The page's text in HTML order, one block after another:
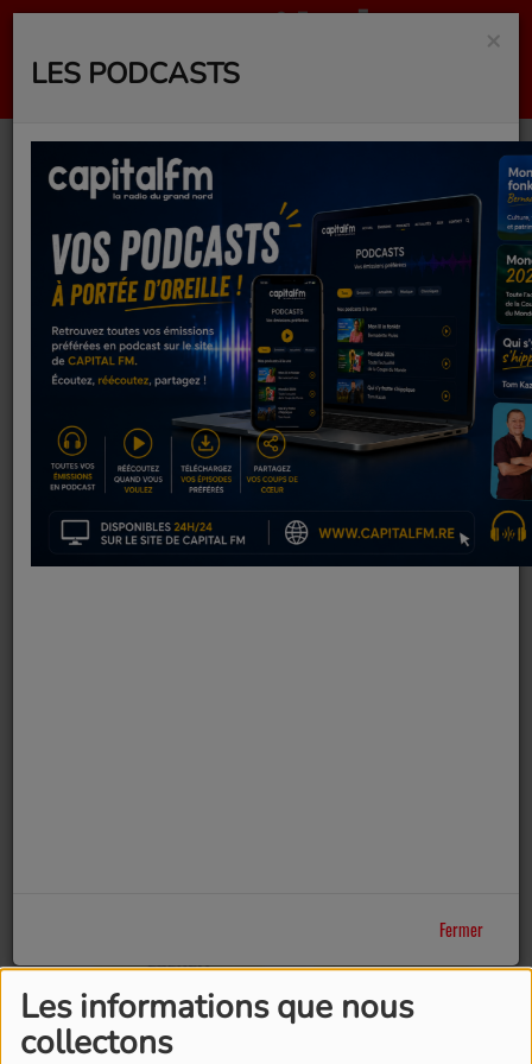
Les informations que nous
collectons
Loto Quine de
l'association
FONNKER LA VIE
×
LES PODCASTS
Fermer